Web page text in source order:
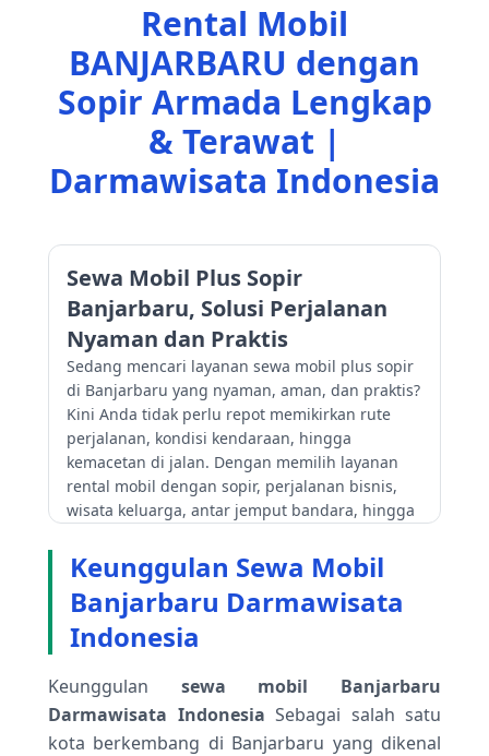
Rental Mobil
BANJARBARU dengan
Sopir Armada Lengkap
& Terawat |
Darmawisata Indonesia
Sewa Mobil Plus Sopir
Banjarbaru, Solusi Perjalanan
Nyaman dan Praktis
Sedang mencari layanan sewa mobil plus sopir
di Banjarbaru yang nyaman, aman, dan praktis?
Kini Anda tidak perlu repot memikirkan rute
perjalanan, kondisi kendaraan, hingga
kemacetan di jalan. Dengan memilih layanan
rental mobil dengan sopir, perjalanan bisnis,
wisata keluarga, antar jemput bandara, hingga
menyenangkan. Didukung sopir
berpengalaman yang memahami area
Banjarbaru dan sekitarnya, Anda bisa
menikmati perjalanan tanpa rasa lelah saat
mengemudi sendiri.
Layanan sewa mobil plus sopir juga menjadi
pilihan terbaik bagi wisatawan maupun
masyarakat lokal yang mengutamakan
Keunggulan Sewa Mobil
Banjarbaru Darmawisata
Indonesia
Keunggulan sewa mobil Banjarbaru
Darmawisata Indonesia Sebagai salah satu
kota berkembang di Banjarbaru yang dikenal